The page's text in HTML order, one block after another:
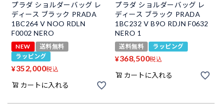
プラダ ショルダーバッグ レ
ディース ブラック PRADA
1BC264 V NOO RDLN
F0002 NERO
NEW
送料無料
ラッピング
¥352,000税込
カートに入れる
プラダ ショルダーバッグ レ
ディース ブラック PRADA
1BC232 V B9O RDJN F0632
NERO 1
送料無料 ラッピング
¥368,500税込
カートに入れる